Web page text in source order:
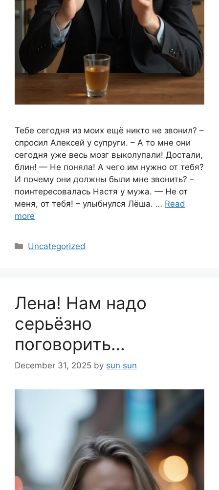
Тебе сегодня из моих ещё никто не звонил? –
спросил Алексей у супруги. – А то мне они
сегодня уже весь мозг выколупали! Достали,
блин! — Не поняла! А чего им нужно от тебя?
И почему они должны были мне звонить? –
поинтересовалась Настя у мужа. — Не от
меня, от тебя! – улыбнулся Лёша. … Read
more
Categories
Uncategorized
Лена! Нам надо
серьёзно
поговорить…
December 31, 2025 by sun sun